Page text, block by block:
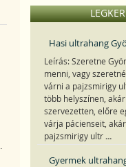
Hasi ultrahang
Leírás: Szeretne
menni, vagy
várni a pajzsmirigy
több helyszínen,
szervezetten, előre
várja pácienseit,
pajzsmirigy ultr ...
Gyermek